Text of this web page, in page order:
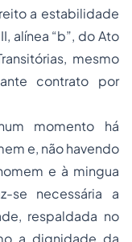
a estabilidade
alínea “b”, do Ato
mesmo
contrato por
momento há
e, não havendo
e à mingua
se necessária a
respaldada no
a dignidade da